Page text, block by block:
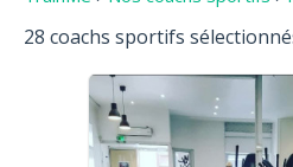
28 coachs sportifs